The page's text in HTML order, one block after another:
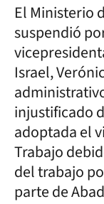
El Ministerio
suspendió
Israel,
injustificado
adoptada el
Trabajo
del trabajo
parte de